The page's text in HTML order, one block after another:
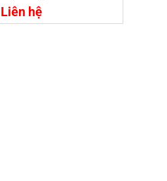
Liên hệ